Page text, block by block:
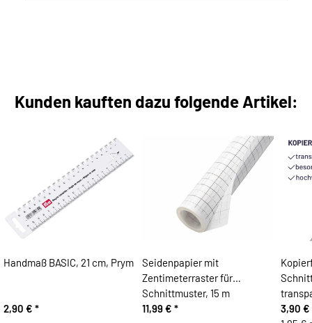
Kunden kauften dazu folgende Artikel:
Handmaß BASIC, 21 cm, Prym
2,90 € *
Seidenpapier mit
Zentimeterraster für
Schnittmuster, 15 m
11,99 € *
3,90 €